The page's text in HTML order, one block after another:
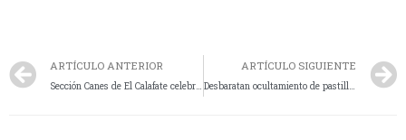
ARTÍCULO ANTERIOR ARTÍCULO SIGUIENTE